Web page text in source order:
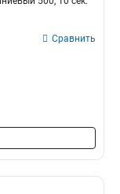
Сравнить